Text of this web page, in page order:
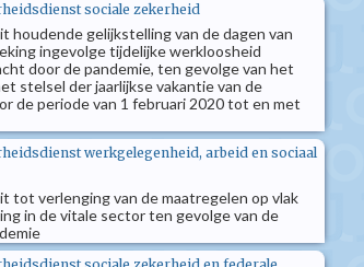
sociale zekerheid
houdende gelijkstelling van de dagen van
ingevolge tijdelijke werkloosheid
door de pandemie, ten gevolge van het
stelsel der jaarlijkse vakantie van de
de periode van 1 februari 2020 tot en met
werkgelegenheid, arbeid en sociaal
tot verlenging van de maatregelen op vlak
in de vitale sector ten gevolge van de